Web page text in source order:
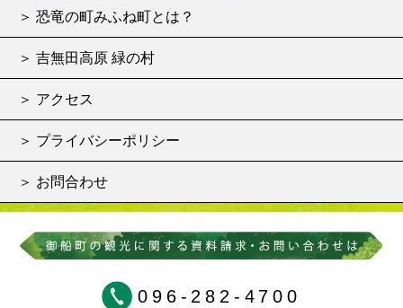
＞ 恐竜の町みふね町とは？
＞ 吉無田高原 緑の村
＞ アクセス
＞ プライバシーポリシー
＞ お問合わせ
096-282-4700